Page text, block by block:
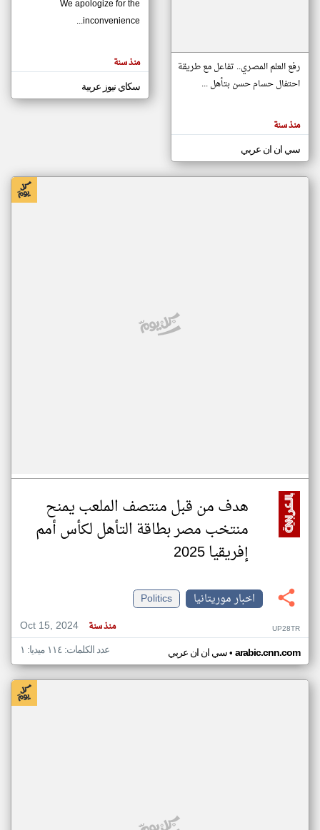
مصادر الأخبار من موريتانيا
اخبار موريتانيا على مدار الساعة
أهم اخبار موريتانيا العاجلة والمباشرة
المقالات
الموجوده
هنا عن
رفع العلم المصري.. تفاعل مع طريقة
احتفال حسام حسن بتأهل ...
منذ سنة
سي ان ان عربي
We apologize for the
inconvenience...
منذ سنة
سكاي نيوز عربية
هدف من قبل منتصف الملعب يمنح
منتخب مصر بطاقة التأهل لكأس أمم
إفريقيا 2025
اخبار موريتانيا
Politics
Oct 15, 2024
منذ سنة UP28TR
سي ان ان عربي• arabic.cnn.com عدد الكلمات: ١١٤ ميديا: ١
klyoum.com